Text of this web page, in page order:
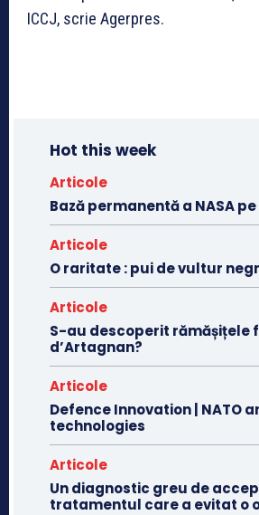
ICCJ, scrie Agerpres.
Hot this week
Articole
Bază permanentă a NASA
Articole
O raritate : pui de vultur
Articole
S-au descoperit rămășițele
d’Artagnan?
Articole
Defence Innovation | NATO
technologies
Articole
Un diagnostic greu de
tratamentul care a evitat o